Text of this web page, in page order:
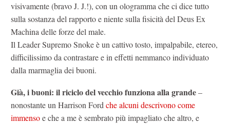
visivamente (bravo J. J.!), con un ologramma che ci dice tutto
sulla sostanza del rapporto e niente sulla fisicità del Deus Ex
Machina delle forze del male.
Il Leader Supremo Snoke è un cattivo tosto, impalpabile, etereo,
difficilissimo da contrastare e in effetti nemmanco individuato
dalla marmaglia dei buoni.
Già, i buoni: il riciclo del vecchio funziona alla grande–
nonostante un Harrison Ford che alcuni descrivono come
immensoe che a me è sembrato più impagliato che altro, e